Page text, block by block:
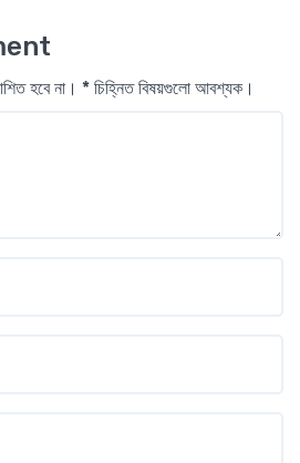
হবে না। * চিহ্নিত বিষয়গুলো আবশ্যক।